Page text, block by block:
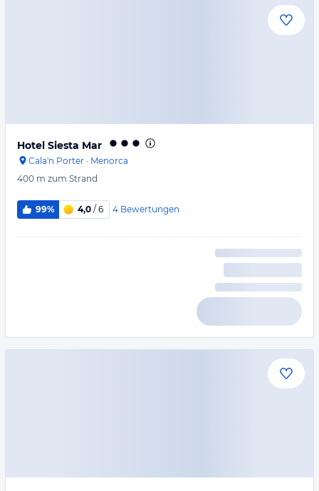
Hotel Siesta Mar
Cala'n Porter · Menorca
400 m zum Strand
99% 4,0 / 6 4 Bewertungen